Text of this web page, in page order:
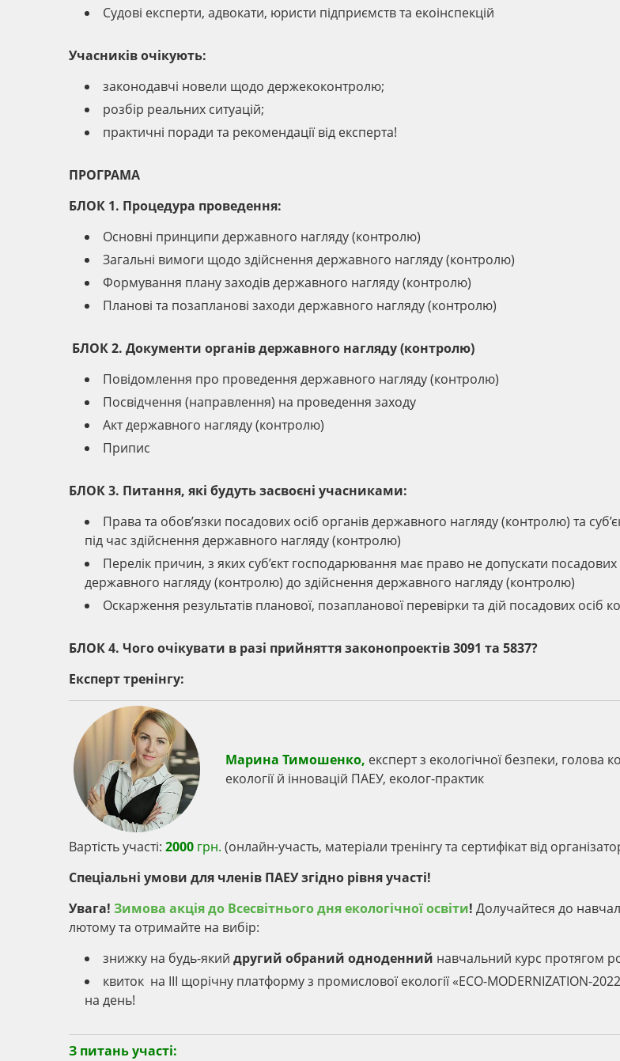
Судові експерти, адвокати, юристи підприємств та екоінспекцій
Учасників очікують:
законодавчі новели щодо держекоконтролю;
розбір реальних ситуацій;
практичні поради та рекомендації від експерта!
ПРОГРАМА
БЛОК 1. Процедура проведення:
Основні принципи державного нагляду (контролю)
Загальні вимоги щодо здійснення державного нагляду (контролю)
Формування плану заходів державного нагляду (контролю)
Планові та позапланові заходи державного нагляду (контролю)
БЛОК 2. Документи органів державного нагляду (контролю)
Повідомлення про проведення державного нагляду (контролю)
Посвідчення (направлення) на проведення заходу
Акт державного нагляду (контролю)
Припис
БЛОК 3. Питання, які будуть засвоєні учасниками:
Права та обов’язки посадових осіб органів державного нагляду (контролю) та
під час здійснення державного нагляду (контролю)
Перелік причин, з яких суб’єкт господарювання має право не допускати посадових
державного нагляду (контролю) до здійснення державного нагляду (контролю)
Оскарження результатів планової, позапланової перевірки та дій посадових осіб
БЛОК 4. Чого очікувати в разі прийняття законопроектів 3091 та 5837?
Експерт тренінгу:
Марина Тимошенко, експерт з екологічної безпеки, голова
екології й інновацій ПАЕУ, еколог-практик
Вартість участі: 2000 грн. (онлайн-участь, матеріали тренінгу та сертифікат від
Спеціальні умови для членів ПАЕУ згідно рівня участі!
Увага! Зимова акція до Всесвітнього дня екологічної освіти! Долучайтеся до
лютому та отримайте на вибір:
знижку на будь-який другий обраний одноденний навчальний курс протягом
квиток на ІІІ щорічну платформу з промислової екології «ECO-MODERNIZATION-
на день!
З питань участі: